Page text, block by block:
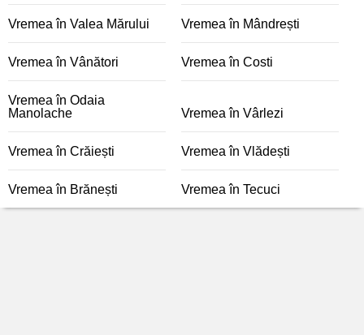
Vremea în Valea Mărului Vremea în Mândrești
Vremea în Vânători Vremea în Costi
Vremea în Odaia
Manolache
Vremea în Vârlezi
Vremea în Crăiești Vremea în Vlădești
Vremea în Brănești Vremea în Tecuci